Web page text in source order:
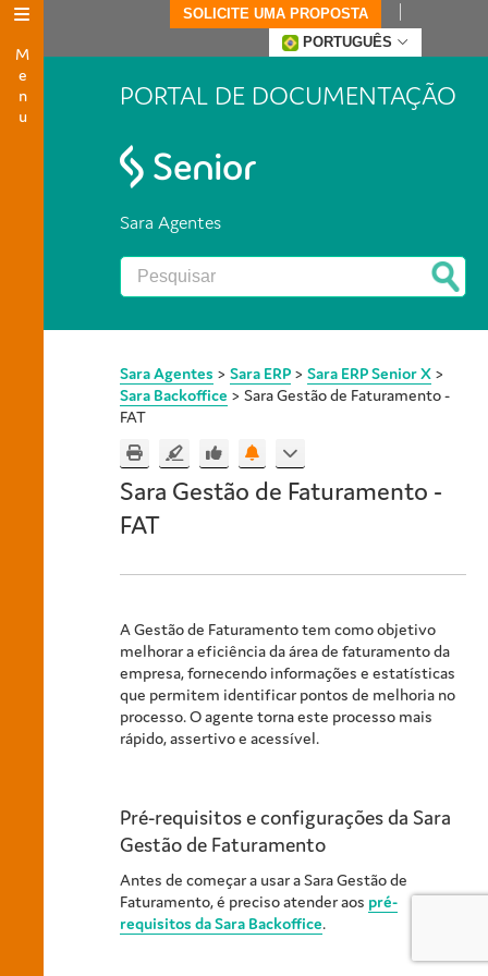
Menu
SOLICITE UMA PROPOSTA
PORTUGUÊS
PORTAL DE DOCUMENTAÇÃO
Sara Agentes
Sara Agentes > Sara ERP > Sara ERP Senior X >
Sara Backoffice > Sara Gestão de Faturamento -
FAT
Sara Gestão de Faturamento -
FAT
A Gestão de Faturamento tem como objetivo
melhorar a eficiência da área de faturamento da
empresa, fornecendo informações e estatísticas
que permitem identificar pontos de melhoria no
processo. O agente torna este processo mais
rápido, assertivo e acessível.
Pré-requisitos e configurações da Sara
Gestão de Faturamento
Antes de começar a usar a Sara Gestão de
Faturamento, é preciso atender aos pré-
requisitos da Sara Backoffice.